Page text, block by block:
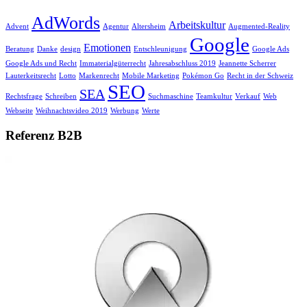
Advent AdWords Agentur Altersheim Arbeitskultur Augmented-Reality
Beratung Danke design Emotionen Entschleunigung Google Google Ads
Google Ads und Recht Immaterialgüterrecht Jahresabschluss 2019 Jeannette Scherrer
Lauterkeitsrecht Lotto Markenrecht Mobile Marketing Pokémon Go Recht in der Schweiz
Rechtsfrage Schreiben SEA SEO Suchmaschine Teamkultur Verkauf Web
Webseite Weihnachtsvideo 2019 Werbung Werte
Referenz B2B